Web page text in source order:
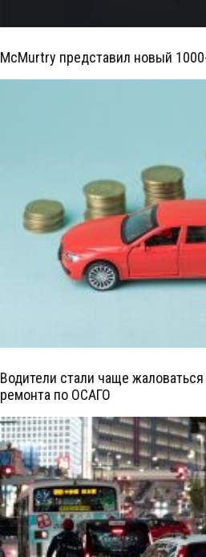
McMurtry представил новый
Водители стали чаще
ремонта по ОСАГО